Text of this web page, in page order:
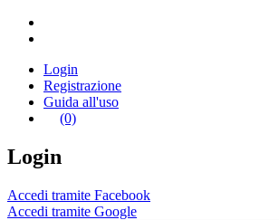
Login
Registrazione
Guida all'uso
(0)
Login
Accedi tramite Facebook
Accedi tramite Google